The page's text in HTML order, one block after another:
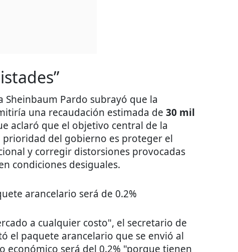
Sheinbaum Pardo subrayó que la
una recaudación estimada de 30 mil
aclaró que el objetivo central de la
prioridad del gobierno es proteger el
y corregir distorsiones provocadas
condiciones desiguales.
arancelario será de 0.2%
a cualquier costo", el secretario de
el paquete arancelario que se envió al
económico será del 0.2% "porque tienen